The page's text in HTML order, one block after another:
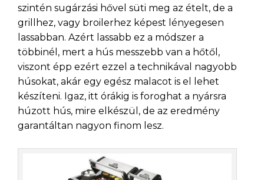
szintén sugárzási hővel süti meg az ételt, de a
grillhez, vagy broilerhez képest lényegesen
lassabban. Azért lassabb ez a módszer a
többinél, mert a hús messzebb van a hőtől,
viszont épp ezért ezzel a technikával nagyobb
húsokat, akár egy egész malacot is el lehet
készíteni. Igaz, itt órákig is foroghat a nyársra
húzott hús, mire elkészül, de az eredmény
garantáltan nagyon finom lesz.